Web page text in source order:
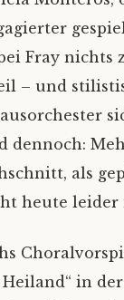
Fray nichts
– und
dennoch:
als
heute leider
in